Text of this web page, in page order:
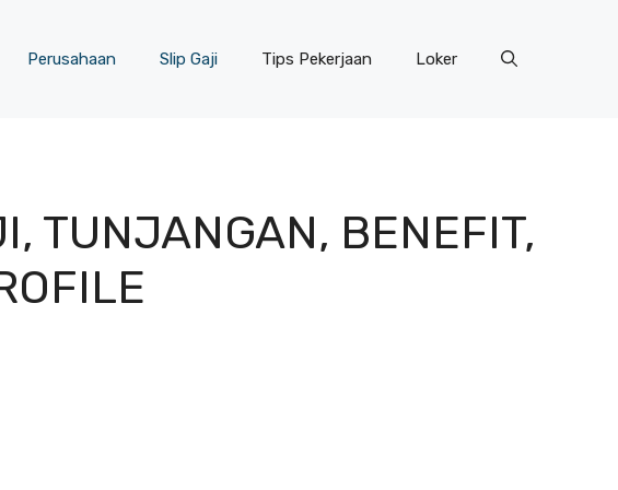
Perusahaan Slip Gaji Tips Pekerjaan Loker
TUNJANGAN, BENEFIT,